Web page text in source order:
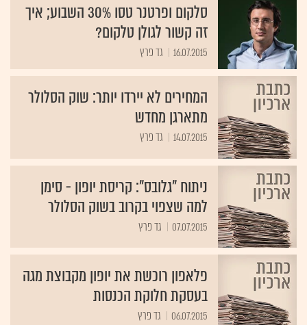
סלקום ופרטנר טסו 30% השבוע; איך
זה קשור לגולן טלקום?
16.07.2015 גד פרץ
המחירים לא יירדו יותר: שוק הסלולר
מתארגן מחדש
14.07.2015 גד פרץ
ניתוח "גלובס": קריסת יופון - סימן
למה שצפוי בקרוב בשוק הסלולר
07.07.2015 גד פרץ
פלאפון רוכשת את יופון מקבוצת מגה
בעסקת חלוקת הכנסות
06.07.2015 גד פרץ